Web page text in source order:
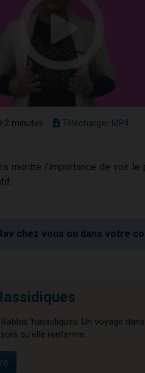
2 minutes Télécharger MP4
montre l'importance de voir
chez vous ou dans votre
'hassidiques. Un voyage
qu’elle renferme.